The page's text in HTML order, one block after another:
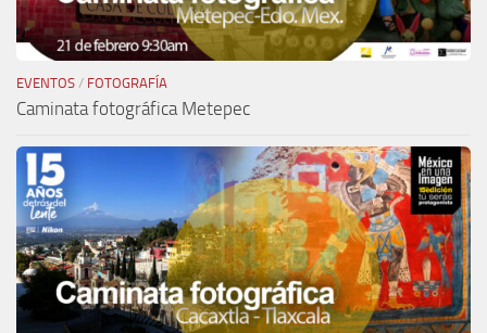
EVENTOS / FOTOGRAFÍA
Caminata fotográfica Metepec